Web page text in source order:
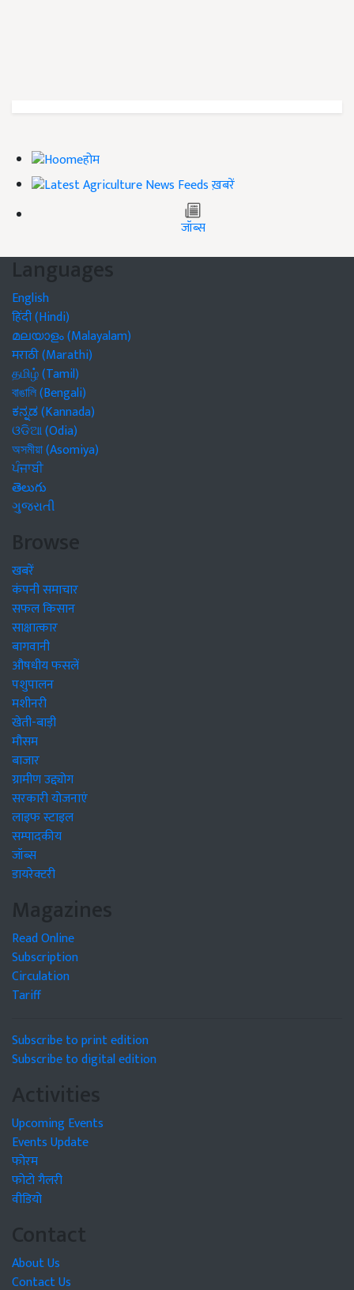
होम
ख़बरें
जॉब्स
Languages
English
हिंदी (Hindi)
മലയാളം (Malayalam)
मराठी (Marathi)
தமிழ் (Tamil)
বাঙালি (Bengali)
ಕನ್ನಡ (Kannada)
ଓଡିଆ (Odia)
অসমীয়া (Asomiya)
ਪੰਜਾਬੀ
తెలుగు
ગુજરાતી
Browse
खबरें
कंपनी समाचार
सफल किसान
साक्षात्कार
बागवानी
औषधीय फसलें
पशुपालन
मशीनरी
खेती-बाड़ी
मौसम
बाजार
ग्रामीण उद्द्योग
सरकारी योजनाएं
लाइफ स्टाइल
सम्पादकीय
जॉब्स
डायरेक्टरी
Magazines
Read Online
Subscription
Circulation
Tariff
Subscribe to print edition
Subscribe to digital edition
Activities
Upcoming Events
Events Update
फोरम
फोटो गैलरी
वीडियो
Contact
About Us
Contact Us